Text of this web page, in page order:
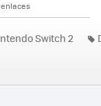
enlaces
Switch 2